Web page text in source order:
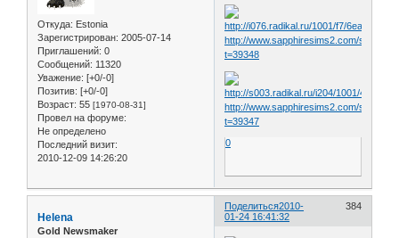
Откуда: Estonia
Зарегистрирован: 2005-07-14
Приглашений: 0
Сообщений: 11320
Уважение: [+0/-0]
Позитив: [+0/-0]
Возраст: 55 [1970-08-31]
Провел на форуме:
Не определено
Последний визит:
2010-12-09 14:26:20
http://www.sapphiresims2.com/
t=39348
http://www.sapphiresims2.com/
t=39347
0
Поделиться 384
2010-
01-24 16:41:32
Helena
Gold Newsmaker